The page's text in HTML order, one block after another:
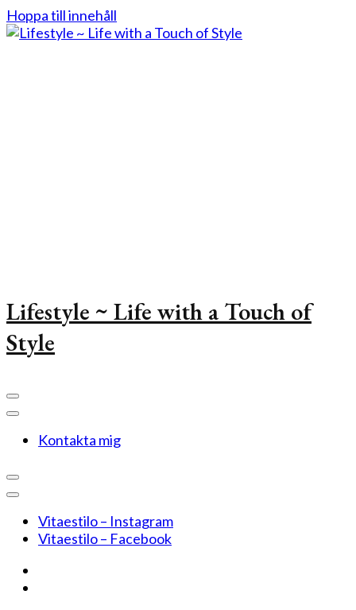
Hoppa till innehåll
Lifestyle ~ Life with a Touch of
Style
Kontakta mig
Vitaestilo – Instagram
Vitaestilo – Facebook